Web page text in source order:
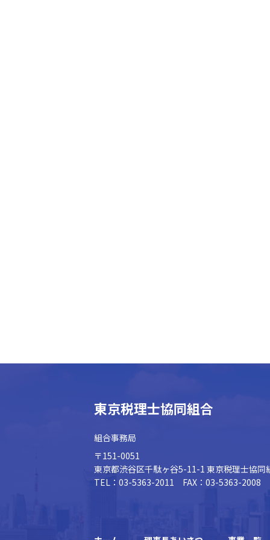
東京税理士協同組合
組合事務局
〒151-0051
東京都渋谷区千駄ヶ谷5-11-1 東京税理士協同
TEL：03-5363-2011 FAX：03-5363-2008